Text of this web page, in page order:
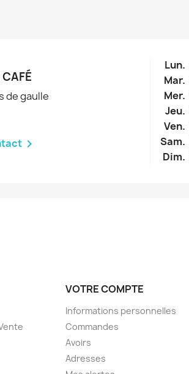
de gaulle

Lun.
Mar.
Mer.
Jeu.
Ven.
Sam.
Dim.
VOTRE COMPTE
Informations personnelles
Commandes
Avoirs
Adresses